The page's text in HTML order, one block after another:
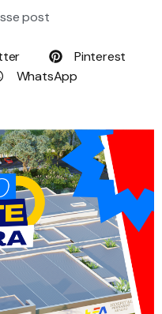
post
Pinterest
WhatsApp